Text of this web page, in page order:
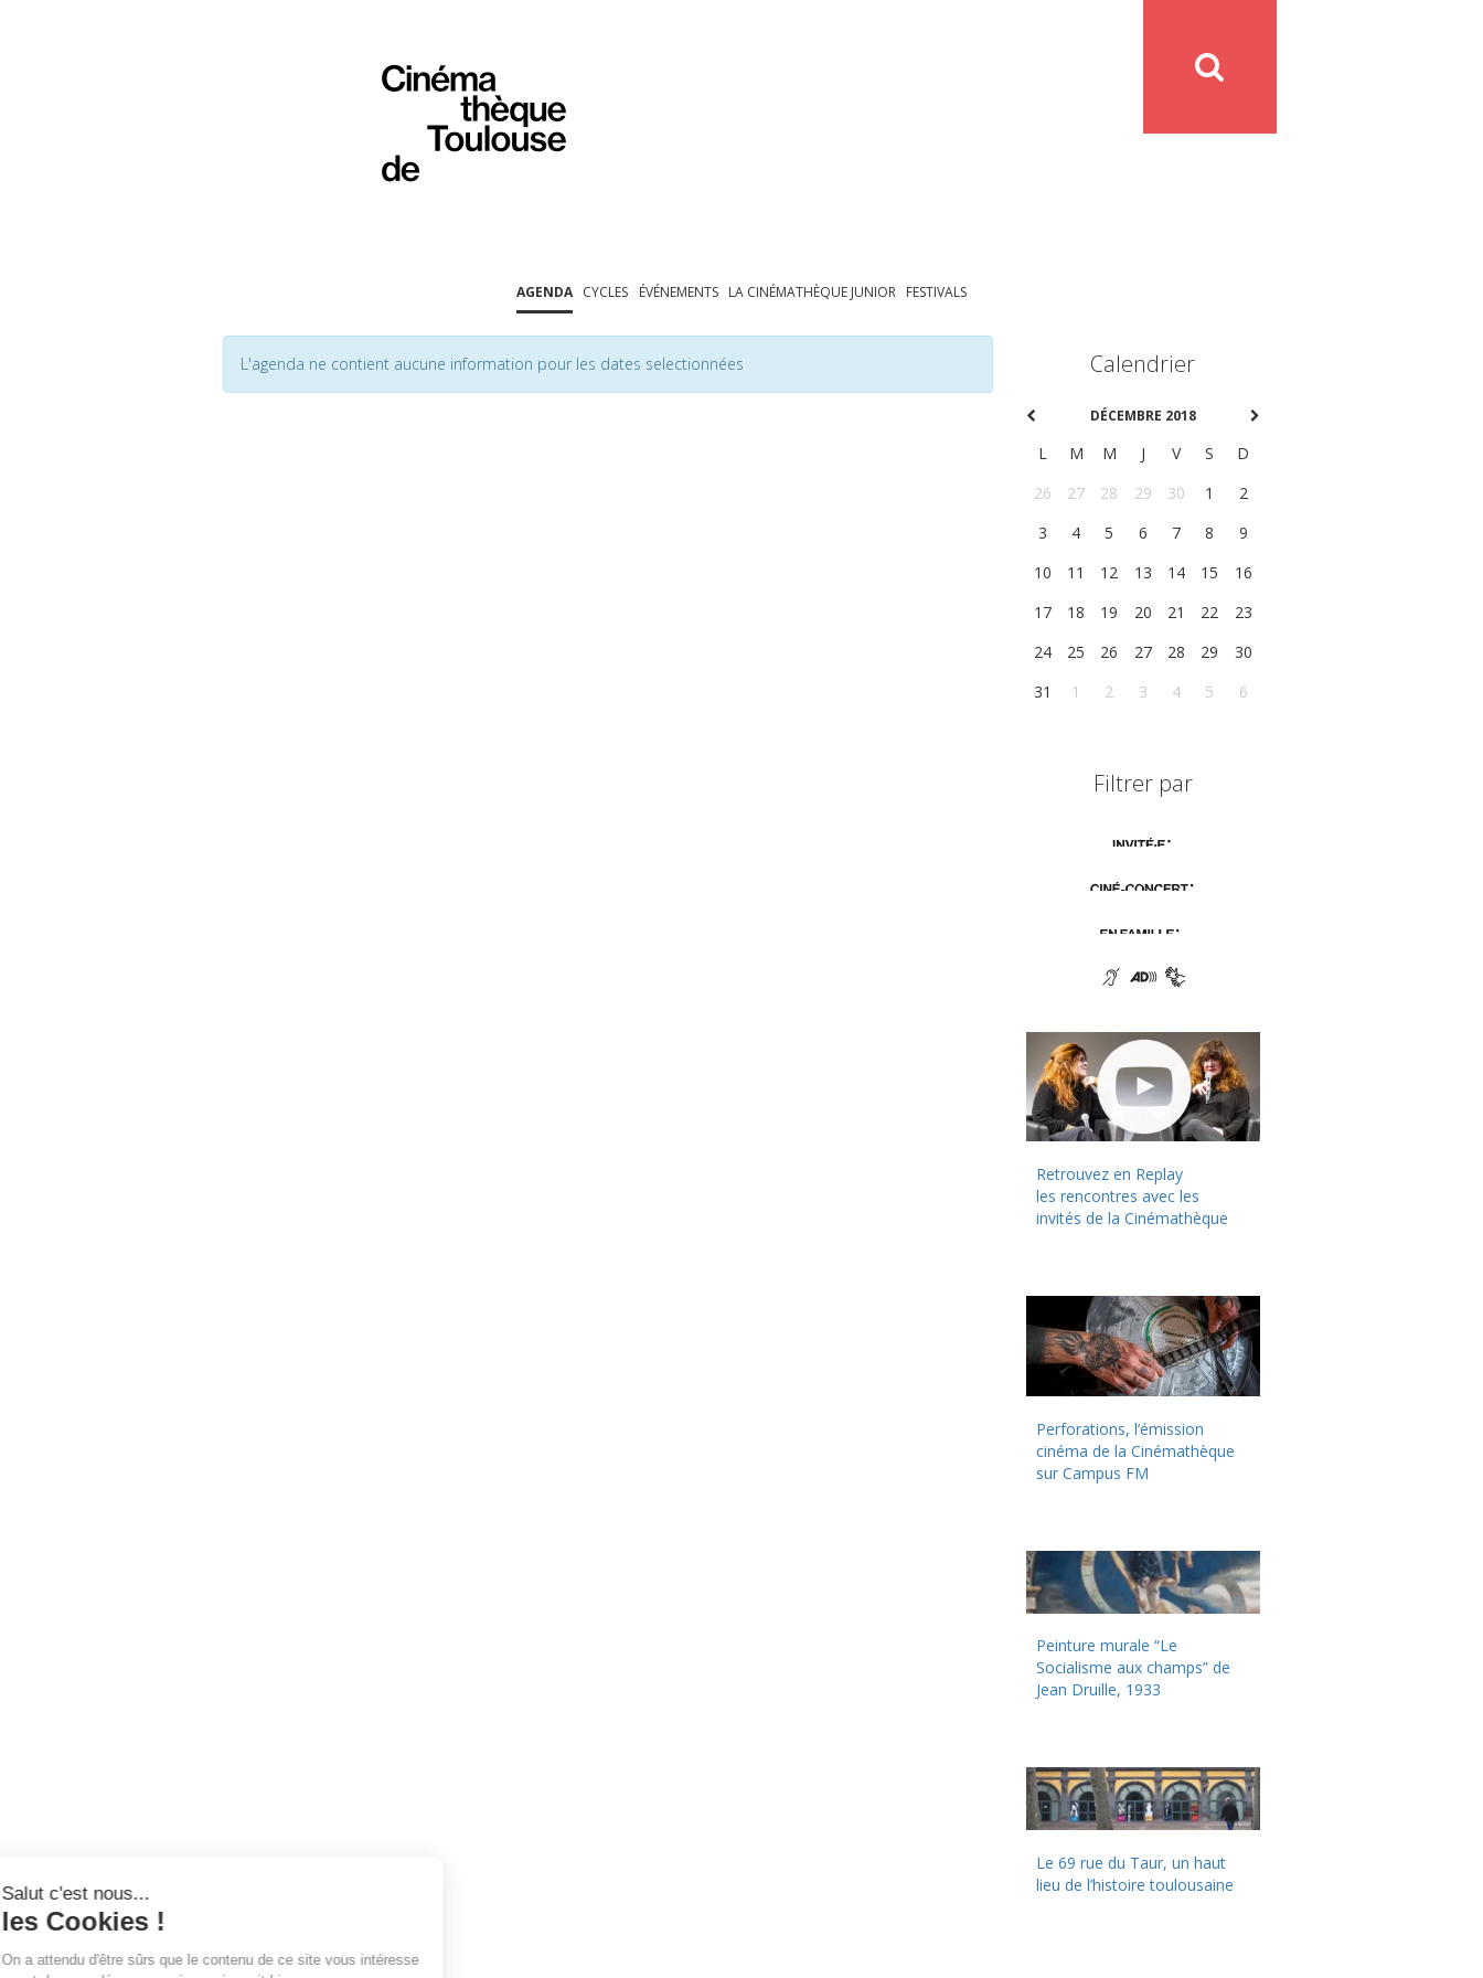
AGENDA CYCLES ÉVÉNEMENTS LA CINÉMATHÈQUE JUNIOR FESTIVALS
L'agenda ne contient aucune information pour les dates selectionnées Calendrier
DÉCEMBRE 2018
L M M J V S
D
26
27 28 29 30 1
2
3
4 5 6 7 8
9
10
11 12 13 14 15
16
17
18 19 20 21 22
23
24
25 26 27 28 29
30
31
1 2 3 4 5 6
Filtrer par
Retrouvez en Replay
les rencontres avec les
invités de la Cinémathèque
Perforations, l’émission
cinéma de la Cinémathèque
sur Campus FM
Peinture murale “Le
Socialisme aux champs” de
Jean Druille, 1933
Le 69 rue du Taur, un haut
lieu de l’histoire toulousaine